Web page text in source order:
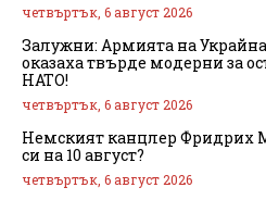
четвъртък, 6 август 2026
Залужни: Армията на Украйна
оказаха твърде модерни за
НАТО!
четвъртък, 6 август 2026
Немският канцлер Фридрих
си на 10 август?
четвъртък, 6 август 2026